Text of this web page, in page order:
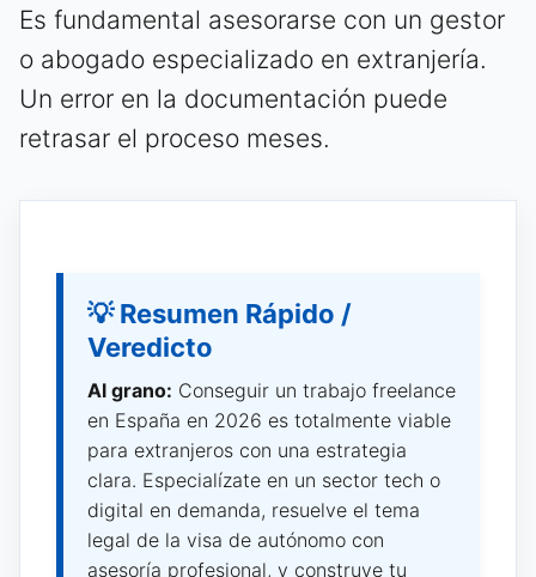
Es fundamental asesorarse con un gestor
o abogado especializado en extranjería.
Un error en la documentación puede
retrasar el proceso meses.
💡 Resumen Rápido /
Veredicto
Al grano: Conseguir un trabajo freelance
en España en 2026 es totalmente viable
para extranjeros con una estrategia
clara. Especialízate en un sector tech o
digital en demanda, resuelve el tema
legal de la visa de autónomo con
asesoría profesional, y construye tu